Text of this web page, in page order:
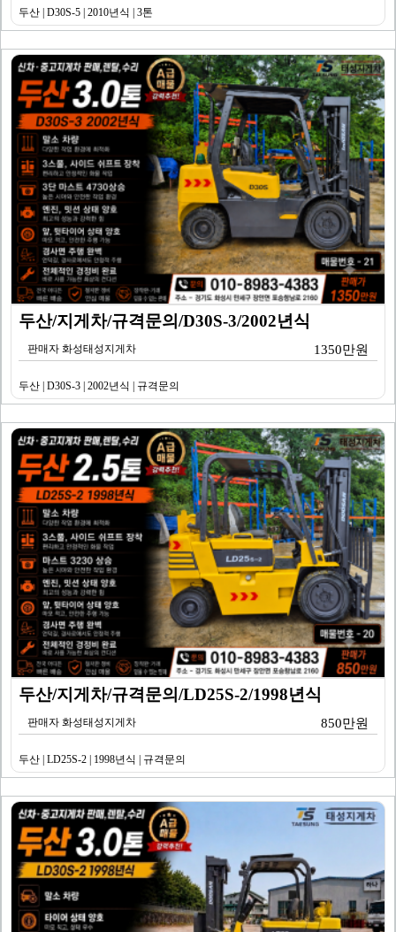
두산 | D30S-5 | 2010년식 | 3톤
두산/지게차/규격문의/D30S-3/2002년식
판매자 화성태성지게차 1350만원
두산 | D30S-3 | 2002년식 | 규격문의
두산/지게차/규격문의/LD25S-2/1998년식
판매자 화성태성지게차 850만원
두산 | LD25S-2 | 1998년식 | 규격문의